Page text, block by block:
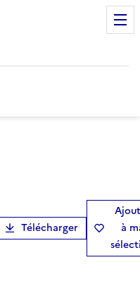
Télécharger
à